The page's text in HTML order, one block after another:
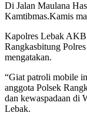
Di Jalan Maulana
Kamtibmas.Kamis
Kapolres Lebak
Rangkasbitung
mengatakan.
“Giat patroli mobile
anggota Polsek
dan kewaspadaan di
Lebak.